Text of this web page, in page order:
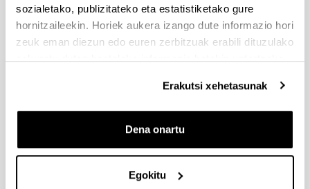
sozialetako, publizitateko eta estatistiketako gure
hornitzaileekin. Horiek aukera izango dute informazio hori
zeuk eman diezun edo euren zerbitzuak erabili dituzulako
eskuratu duten bestelako informazio batekin uztartzeko.
Erakutsi xehetasunak
Dena onartu
Egokitu
aukera handiak dauzkana. Erantzukizuneko
lanpostuetan jardun ahal izango zara itsas
administrazioan zein itsas eta lehorreko
instalazioetan.
praktikak bertan egin ditzazun.
gradu bikoitza lor dezakezu Itsasketa eta Nautika